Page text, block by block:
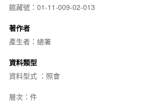
館藏號：01-11-009-02-013
著作者
產生者：總署
資料類型
資料型式 ：照會
層次：件